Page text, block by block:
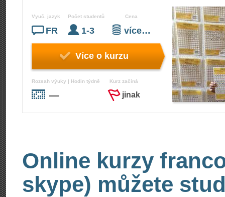
Vyuč. jazyk
FR
Počet studentů
1-3
Cena
více…
Více o kurzu
Rozsah výuky | Hodin týdně
—
Kurz začíná
jinak
Online kurzy
skype) můžete